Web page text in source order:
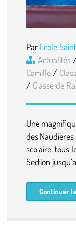
Par Ecole
Actualités/
Camille/
/ Classe de
Une
des
scolaire, tous
Section
Continuer